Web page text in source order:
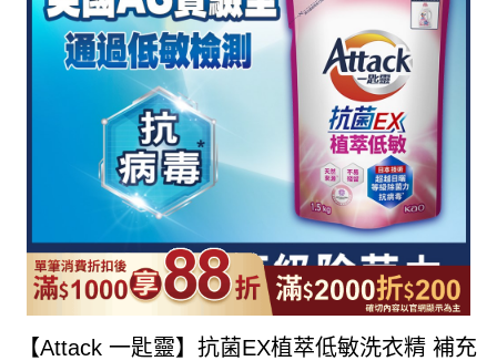
【Attack 一匙靈】抗菌EX植萃低敏洗衣精 補充